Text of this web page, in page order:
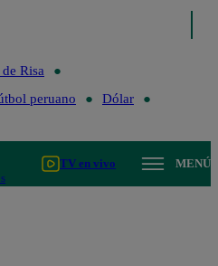
Risa
peruano
Dólar
TV en vivo MENÚ